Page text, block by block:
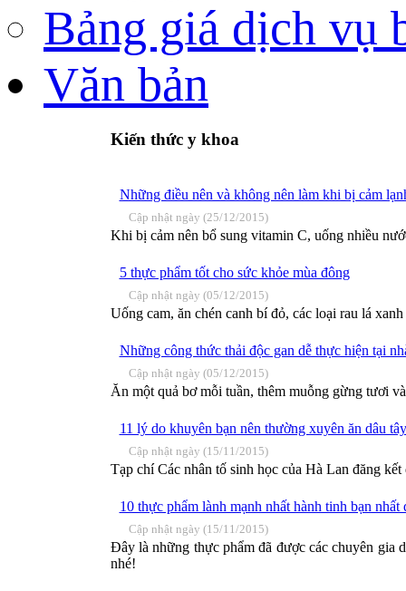
Bảng giá dịch vụ
Văn bản
Kiến thức y khoa
Những điều nên và không nên làm khi bị cảm
Cập nhật ngày (25/12/2015)
Khi bị cảm nên bổ sung vitamin C, uống nhiều
5 thực phẩm tốt cho sức khỏe mùa đông
Cập nhật ngày (05/12/2015)
Uống cam, ăn chén canh bí đỏ, các loại rau lá
Những công thức thải độc gan dễ thực hiện tại
Cập nhật ngày (05/12/2015)
Ăn một quả bơ mỗi tuần, thêm muỗng gừng tươi
11 lý do khuyên bạn nên thường xuyên ăn dâu tây
Cập nhật ngày (15/11/2015)
Tạp chí Các nhân tố sinh học của Hà Lan đăng
10 thực phẩm lành mạnh nhất hành tinh bạn nhất
Cập nhật ngày (15/11/2015)
Đây là những thực phẩm đã được các chuyên gia
nhé!